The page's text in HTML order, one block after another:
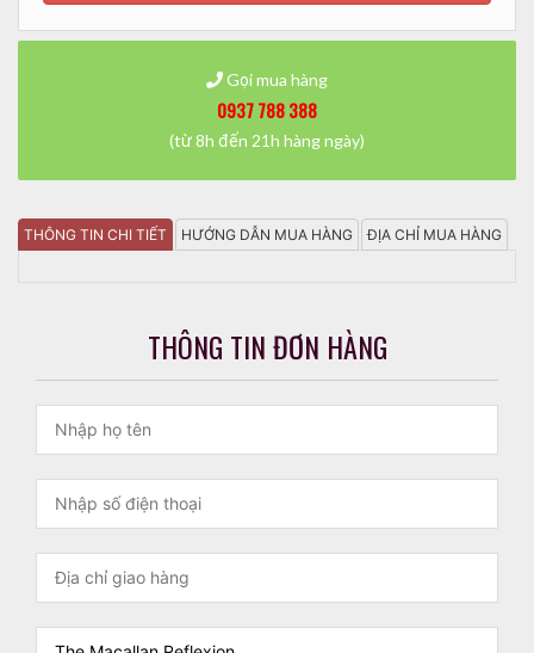
Gọi mua hàng
0937 788 388
(từ 8h đến 21h hàng ngày)
THÔNG TIN CHI TIẾT HƯỚNG DẪN MUA HÀNG ĐỊA CHỈ MUA HÀNG
THÔNG TIN ĐƠN HÀNG